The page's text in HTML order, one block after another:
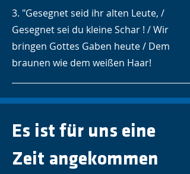
3. "Gesegnet seid ihr alten Leute, /
Gesegnet sei du kleine Schar ! / Wir
bringen Gottes Gaben heute / Dem
braunen wie dem weißen Haar!
Es ist für uns eine
Zeit angekommen